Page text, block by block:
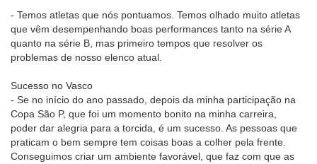
- Temos atletas que nós pontuamos. Temos olhado muito atletas
que vêm desempenhando boas performances tanto na série A
quanto na série B, mas primeiro tempos que resolver os
problemas de nosso elenco atual.
Sucesso no Vasco
- Se no início do ano passado, depois da minha participação na
Copa São P, que foi um momento bonito na minha carreira,
poder dar alegria para a torcida, é um sucesso. As pessoas que
praticam o bem sempre tem coisas boas a colher pela frente.
Conseguimos criar um ambiente favorável, que faz com que as